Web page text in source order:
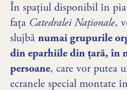
În spațiul disponibil în
fața Catedralei Naționale,
slujbă numai grupurile
din eparhiile din țară, în
persoane, care vor putea
ecranele special montate